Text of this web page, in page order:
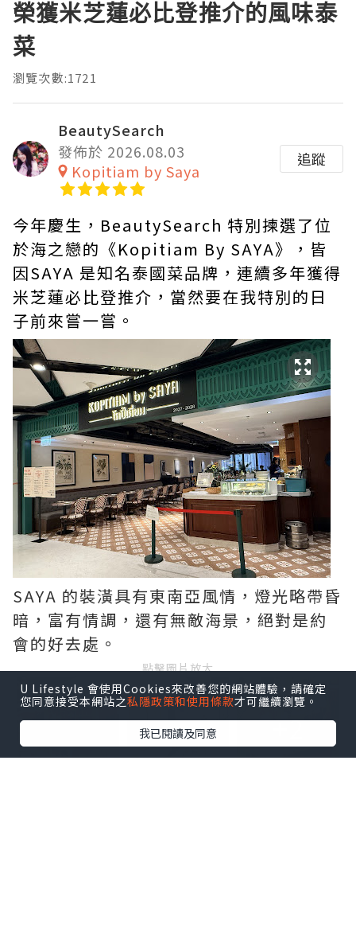
榮獲米芝蓮必比登推介的風味泰
菜
瀏覽次數:1721
BeautySearch
發佈於 2026.08.03
Kopitiam by Saya
追蹤
今年慶生，BeautySearch 特別揀選了位
於海之戀的《Kopitiam By SAYA》，皆
因SAYA 是知名泰國菜品牌，連續多年獲得
米芝蓮必比登推介，當然要在我特別的日
子前來嘗一嘗。
SAYA 的裝潢具有東南亞風情，燈光略帶昏
暗，富有情調，還有無敵海景，絕對是約
會的好去處。
點擊圖片放大
+2
U Lifestyle 會使用Cookies來改善您的網站體驗，請確定
您同意接受本網站之私隱政策和使用條款才可繼續瀏覽。
我已閱讀及同意